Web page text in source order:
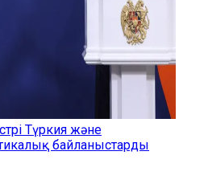
Түркия және
байланыстарды